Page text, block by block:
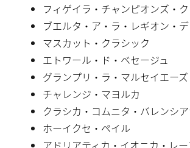
フィゲイラ・チャンピオンズ・
ブエルタ・ア・ラ・レギオン・
マスカット・クラシック
エトワール・ド・ベセージュ
グランプリ・ラ・マルセイエーズ
チャレンジ・マヨルカ
クラシカ・コムニタ・バレンシ
ホーイクセ・ペイル
アドリアティカ・イオニカ・レー